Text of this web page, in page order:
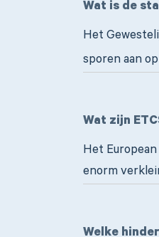
Wat is de
Het
sporen aan
Wat zijn
Het
enorm
Welke